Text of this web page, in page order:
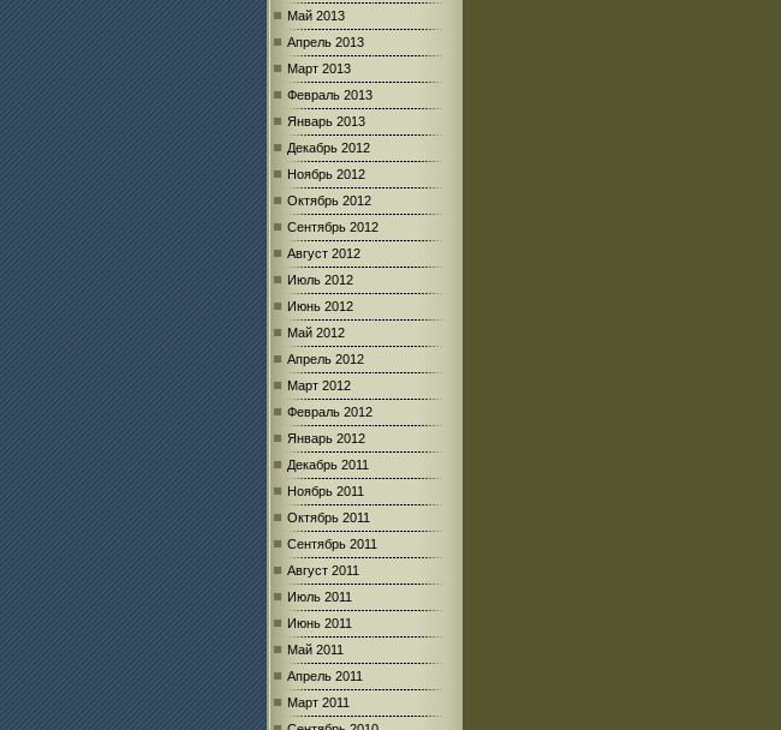
Май 2013
Апрель 2013
Март 2013
Февраль 2013
Январь 2013
Декабрь 2012
Ноябрь 2012
Октябрь 2012
Сентябрь 2012
Август 2012
Июль 2012
Июнь 2012
Май 2012
Апрель 2012
Март 2012
Февраль 2012
Январь 2012
Декабрь 2011
Ноябрь 2011
Октябрь 2011
Сентябрь 2011
Август 2011
Июль 2011
Июнь 2011
Май 2011
Апрель 2011
Март 2011